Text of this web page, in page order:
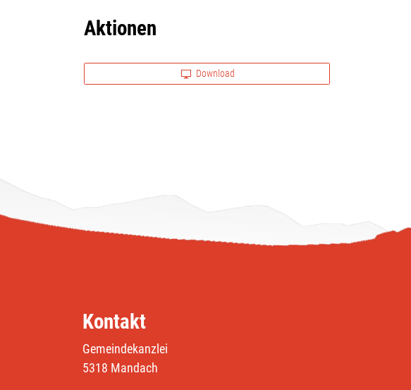
Aktionen
Download
Kontakt
Gemeindekanzlei
5318 Mandach